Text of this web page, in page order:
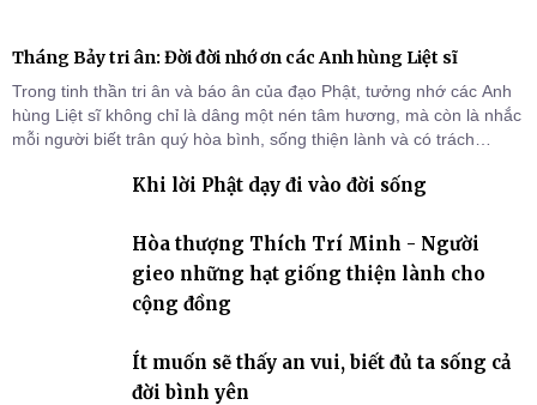
Tháng Bảy tri ân: Đời đời nhớ ơn các Anh hùng Liệt sĩ
Trong tinh thần tri ân và báo ân của đạo Phật, tưởng nhớ các Anh
hùng Liệt sĩ không chỉ là dâng một nén tâm hương, mà còn là nhắc
mỗi người biết trân quý hòa bình, sống thiện lành và có trách
Khi lời Phật dạy đi vào đời sống
Hòa thượng Thích Trí Minh - Người
gieo những hạt giống thiện lành cho
cộng đồng
Ít muốn sẽ thấy an vui, biết đủ ta sống cả
đời bình yên